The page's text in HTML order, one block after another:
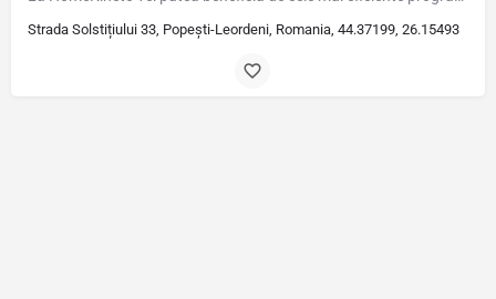
Strada Solstițiului 33, Popești-Leordeni, Romania, 44.37199, 26.15493